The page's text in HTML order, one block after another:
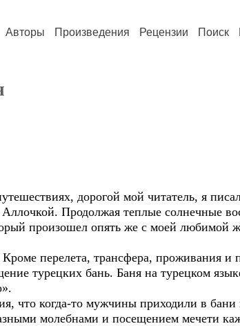
Авторы Произведения Рецензии Поиск
дорогой мой читатель, я писал
Продолжая теплые солнечные
произошел опять же с моей любимой
перелета, трансфера, проживания и
турецких бань. Баня на турецком
когда-то мужчины приходили в бани
молебнами и посещением мечети